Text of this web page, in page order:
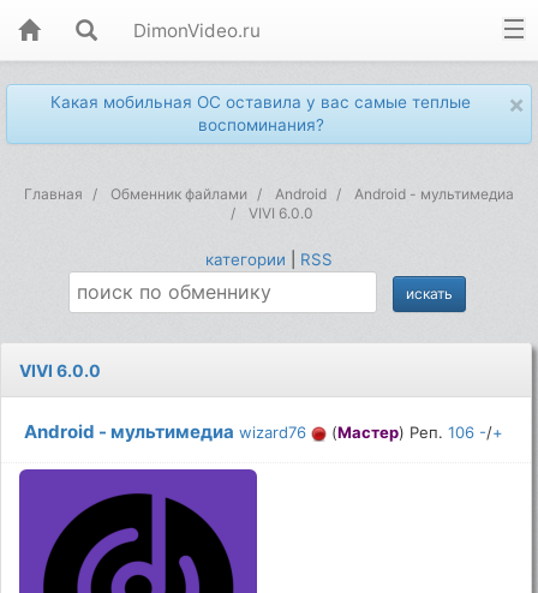
DimonVideo.ru
×
Какая мобильная ОС оставила у вас самые теплые
воспоминания?
Главная Обменник файлами Android
Android - мультимедиа
VIVI 6.0.0
категории RSS
VIVI 6.0.0
Android - мультимедиа wizard76 (Мастер) Реп.106 -/+